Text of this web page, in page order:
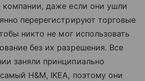
компании, даже если они ушли
перерегистрируют торговые
никто не мог использовать
без их разрешения. Все
заняли принципиально
H&M, IKEA, поэтому они